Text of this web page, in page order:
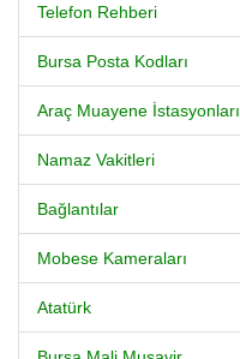
Telefon Rehberi
Bursa Posta Kodları
Araç Muayene İstasyonları
Namaz Vakitleri
Bağlantılar
Mobese Kameraları
Atatürk